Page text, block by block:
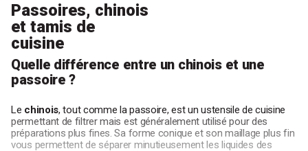
Passoires, chinois
et tamis de
cuisine
Quelle différence entre un chinois et une
passoire ?
Le chinois, tout comme la passoire, est un ustensile de cuisine
permettant de filtrer mais est généralement utilisé pour des
préparations plus fines. Sa forme conique et son maillage plus fin
vous permettent de séparer minutieusement les liquides des